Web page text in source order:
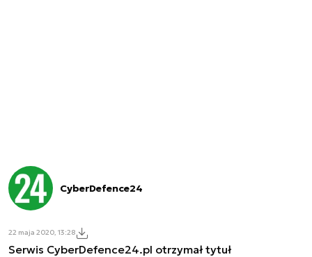
CyberDefence24
22 maja 2020, 13:28
Serwis CyberDefence24.pl otrzymał tytuł